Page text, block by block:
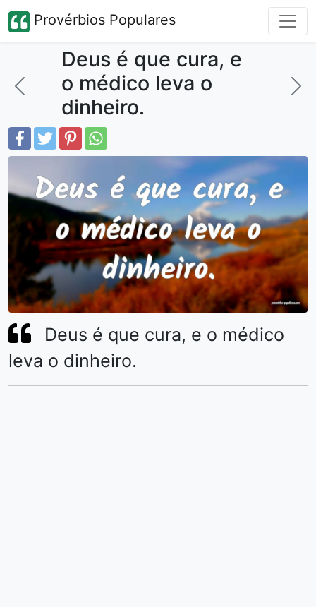
Provérbios Populares
Deus é que cura, e
o médico leva o
dinheiro.
Deus é que cura, e o médico
leva o dinheiro.